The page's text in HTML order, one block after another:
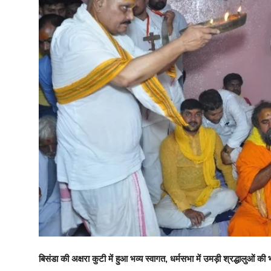
बिसंडा की अक्षरा कुटी में हुआ भव्य स्वागत, धर्मसभा में उमड़ी श्रद्धालुओं की